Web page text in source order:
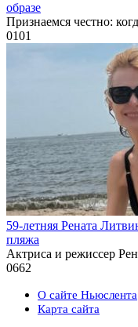
образе
Признаемся честно:
0101
59-летняя Рената
пляжа
Актриса и режиссер
0662
О сайте Ньюслента
Карта сайта